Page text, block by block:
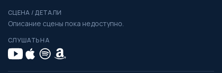
СЦЕНА / ДЕТАЛИ
Описание сцены пока недоступно.
СЛУШАТЬ НА